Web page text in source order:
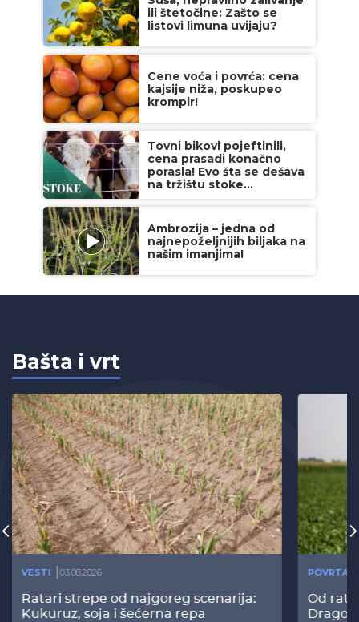
ili štetočine: Zašto se
listovi limuna uvijaju?
Cene voća i povrća: cena
kajsije niža, poskupeo
krompir!
Tovni bikovi pojeftinili,
cena prasadi konačno
porasla! Evo šta se dešava
na tržištu stoke...
Ambrozija – jedna od
najnepoželjnijih biljaka na
našim imanjima!
Bašta i vrt
VESTI 03.08.2026
Ratari strepe od najgoreg scenarija:
Kukuruz, soja i šećerna repa
Od